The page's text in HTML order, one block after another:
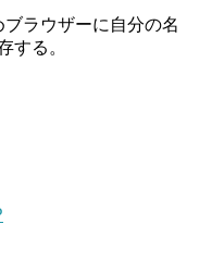
ラウザーに自分の名
する。